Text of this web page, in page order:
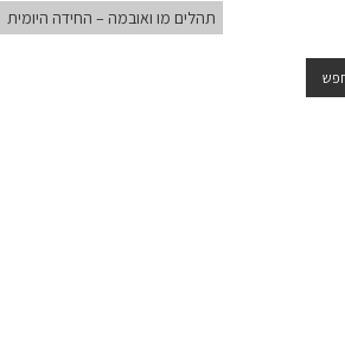
תהלים מו ואובמה – החידה היומית